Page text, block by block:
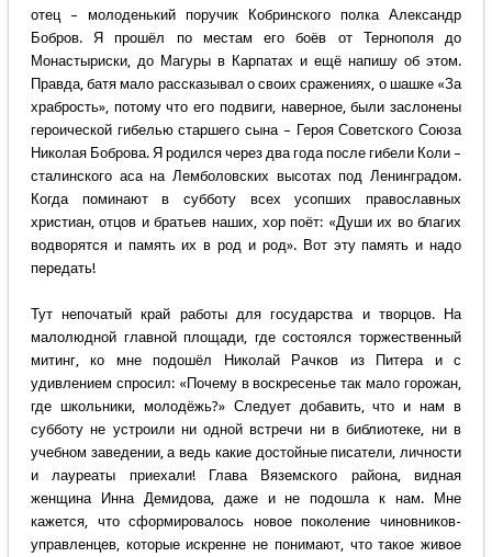
отец – молоденький поручик Кобринского полка Александр
Бобров. Я прошёл по местам его боёв от Тернополя до
Монастыриски, до Магуры в Карпатах и ещё напишу об этом.
Правда, батя мало рассказывал о своих сражениях, о шашке «За
храбрость», потому что его подвиги, наверное, были заслонены
героической гибелью старшего сына – Героя Советского Союза
Николая Боброва. Я родился через два года после гибели Коли –
сталинского аса на Лемболовских высотах под Ленинградом.
Когда поминают в субботу всех усопших православных
христиан, отцов и братьев наших, хор поёт: «Души их во благих
водворятся и память их в род и род». Вот эту память и надо
передать!
Тут непочатый край работы для государства и творцов. На
малолюдной главной площади, где состоялся торжественный
митинг, ко мне подошёл Николай Рачков из Питера и с
удивлением спросил: «Почему в воскресенье так мало горожан,
где школьники, молодёжь?» Следует добавить, что и нам в
субботу не устроили ни одной встречи ни в библиотеке, ни в
учебном заведении, а ведь какие достойные писатели, личности
и лауреаты приехали! Глава Вяземского района, видная
женщина Инна Демидова, даже и не подошла к нам. Мне
кажется, что сформировалось новое поколение чиновников-
управленцев, которые искренне не понимают, что такое живое